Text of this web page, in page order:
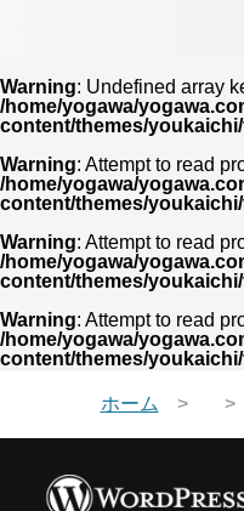
Warning: Undefined array
/home/yogawa/
content/themes/
Warning: Attempt to read
/home/yogawa/
content/themes/
Warning: Attempt to read
/home/yogawa/
content/themes/
Warning: Attempt to read
/home/yogawa/
content/themes/
ホーム